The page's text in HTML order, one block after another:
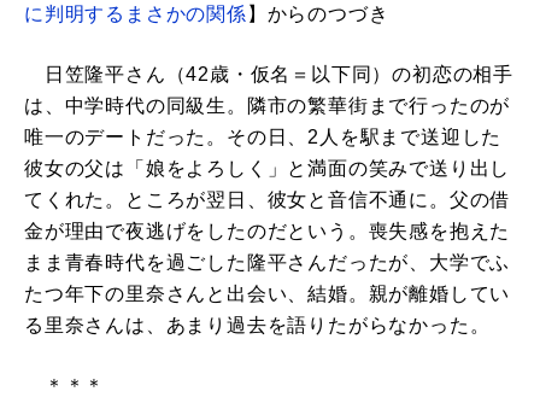
に判明するまさかの関係 】からのつづき
日笠隆平さん（42歳・仮名＝以下同）の初恋の相手
は、中学時代の同級生。隣市の繁華街まで行ったのが
唯一のデートだった。その日、2人を駅まで送迎した
彼女の父は「娘をよろしく」と満面の笑みで送り出し
てくれた。ところが翌日、彼女と音信不通に。父の借
金が理由で夜逃げをしたのだという。喪失感を抱えた
まま青春時代を過ごした隆平さんだったが、大学でふ
たつ年下の里奈さんと出会い、結婚。親が離婚してい
る里奈さんは、あまり過去を語りたがらなかった。
＊＊＊